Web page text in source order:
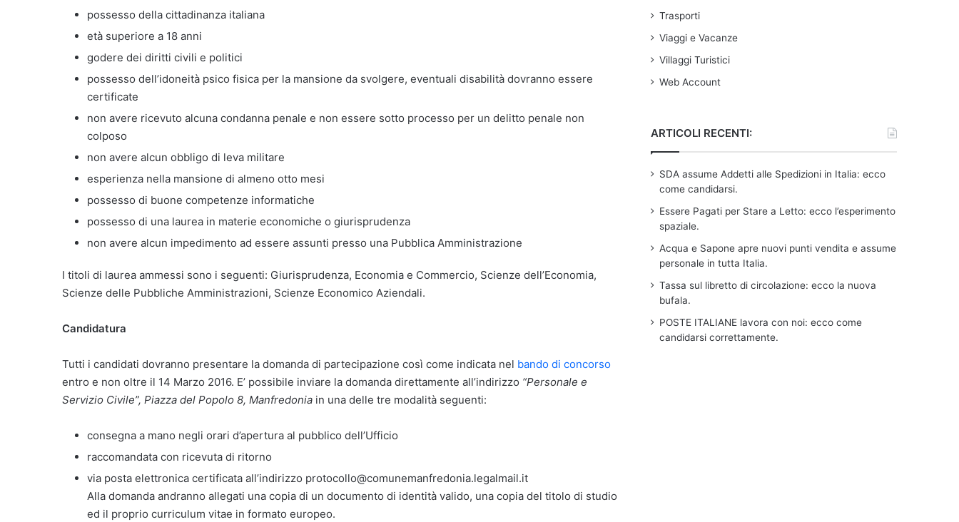
possesso della cittadinanza italiana
età superiore a 18 anni
godere dei diritti civili e politici
possesso dell’idoneità psico fisica per la mansione da svolgere, eventuali disabilità dovranno essere
certificate
non avere ricevuto alcuna condanna penale e non essere sotto processo per un delitto penale non
colposo
non avere alcun obbligo di leva militare
esperienza nella mansione di almeno otto mesi
possesso di buone competenze informatiche
possesso di una laurea in materie economiche o giurisprudenza
non avere alcun impedimento ad essere assunti presso una Pubblica Amministrazione
I titoli di laurea ammessi sono i seguenti: Giurisprudenza, Economia e Commercio, Scienze dell’Economia,
Scienze delle Pubbliche Amministrazioni, Scienze Economico Aziendali.
Candidatura
Tutti i candidati dovranno presentare la domanda di partecipazione così come indicata nel bando di concorso
entro e non oltre il 14 Marzo 2016. E’ possibile inviare la domanda direttamente all’indirizzo “Personale e
Servizio Civile”, Piazza del Popolo 8, Manfredonia in una delle tre modalità seguenti:
consegna a mano negli orari d’apertura al pubblico dell’Ufficio
raccomandata con ricevuta di ritorno
via posta elettronica certificata all’indirizzo protocollo@comunemanfredonia.legalmail.it
Alla domanda andranno allegati una copia di un documento di identità valido, una copia del titolo di studio
ed il proprio curriculum vitae in formato europeo.
Trasporti
Viaggi e Vacanze
Villaggi Turistici
Web Account
ARTICOLI RECENTI:
SDA assume Addetti alle Spedizioni in Italia: ecco
come candidarsi.
Essere Pagati per Stare a Letto: ecco l’esperimento
spaziale.
Acqua e Sapone apre nuovi punti vendita e assume
personale in tutta Italia.
Tassa sul libretto di circolazione: ecco la nuova
bufala.
POSTE ITALIANE lavora con noi: ecco come
candidarsi correttamente.